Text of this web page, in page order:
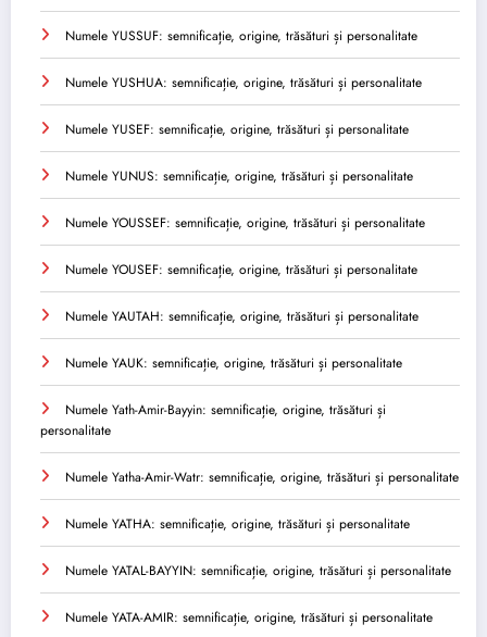
Numele YUSSUF: semnificație, origine, trăsături și personalitate
Numele YUSHUA: semnificație, origine, trăsături și personalitate
Numele YUSEF: semnificație, origine, trăsături și personalitate
Numele YUNUS: semnificație, origine, trăsături și personalitate
Numele YOUSSEF: semnificație, origine, trăsături și personalitate
Numele YOUSEF: semnificație, origine, trăsături și personalitate
Numele YAUTAH: semnificație, origine, trăsături și personalitate
Numele YAUK: semnificație, origine, trăsături și personalitate
Numele Yath-Amir-Bayyin: semnificație, origine, trăsături și
personalitate
Numele Yatha-Amir-Watr: semnificație, origine, trăsături și personalitate
Numele YATHA: semnificație, origine, trăsături și personalitate
Numele YATAL-BAYYIN: semnificație, origine, trăsături și personalitate
Numele YATA-AMIR: semnificație, origine, trăsături și personalitate